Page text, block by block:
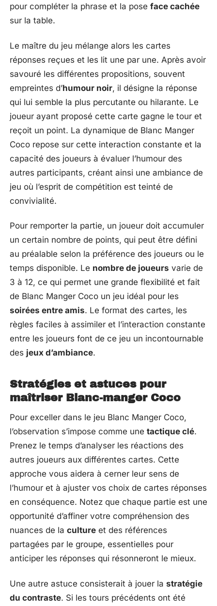
pour compléter la phrase et la pose face cachée
sur la table.
Le maître du jeu mélange alors les cartes
réponses reçues et les lit une par une. Après avoir
savouré les différentes propositions, souvent
empreintes d’humour noir, il désigne la réponse
qui lui semble la plus percutante ou hilarante. Le
joueur ayant proposé cette carte gagne le tour et
reçoit un point. La dynamique de Blanc Manger
Coco repose sur cette interaction constante et la
capacité des joueurs à évaluer l’humour des
autres participants, créant ainsi une ambiance de
jeu où l’esprit de compétition est teinté de
convivialité.
Pour remporter la partie, un joueur doit accumuler
un certain nombre de points, qui peut être défini
au préalable selon la préférence des joueurs ou le
temps disponible. Le nombre de joueurs varie de
3 à 12, ce qui permet une grande flexibilité et fait
de Blanc Manger Coco un jeu idéal pour les
soirées entre amis. Le format des cartes, les
règles faciles à assimiler et l’interaction constante
entre les joueurs font de ce jeu un incontournable
des jeux d’ambiance.
Stratégies et astuces pour
maîtriser Blanc-manger Coco
Pour exceller dans le jeu Blanc Manger Coco,
l’observation s’impose comme une tactique clé.
Prenez le temps d’analyser les réactions des
autres joueurs aux différentes cartes. Cette
approche vous aidera à cerner leur sens de
l’humour et à ajuster vos choix de cartes réponses
en conséquence. Notez que chaque partie est une
opportunité d’affiner votre compréhension des
nuances de la culture et des références
partagées par le groupe, essentielles pour
anticiper les réponses qui résonneront le mieux.
Une autre astuce consisterait à jouer la stratégie
du contraste. Si les tours précédents ont été